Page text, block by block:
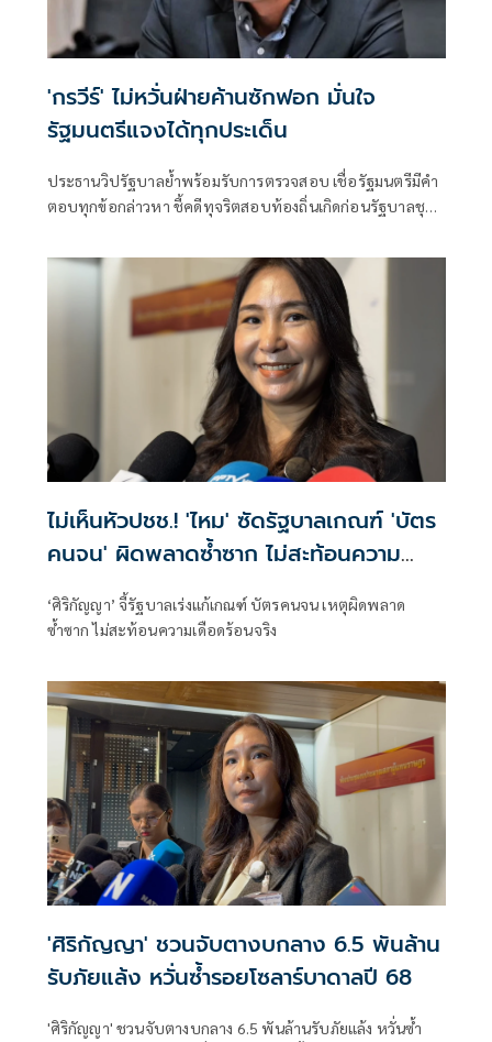
'กรวีร์' ไม่หวั่นฝ่ายค้านซักฟอก มั่นใจ
รัฐมนตรีแจงได้ทุกประเด็น
ประธานวิปรัฐบาลย้ำพร้อมรับการตรวจสอบ เชื่อรัฐมนตรีมีคำ
ตอบทุกข้อกล่าวหา ชี้คดีทุจริตสอบท้องถิ่นเกิดก่อนรัฐบาลชุด
รัฐมนตรีและรัฐมนตรีพรรคภูมิใจไทย
ไม่เห็นหัวปชช.! 'ไหม' ซัดรัฐบาลเกณฑ์ 'บัตร
คนจน' ผิดพลาดซ้ำซาก ไม่สะท้อนความ
เดือดร้อนจริง
‘ศิริกัญญา’ จี้รัฐบาลเร่งแก้เกณฑ์ บัตรคนจน เหตุผิดพลาด
ซ้ำซาก ไม่สะท้อนความเดือดร้อนจริง
'ศิริกัญญา' ชวนจับตางบกลาง 6.5 พันล้าน
รับภัยแล้ง หวั่นซ้ำรอยโซลาร์บาดาลปี 68
'ศิริกัญญา' ชวนจับตางบกลาง 6.5 พันล้านรับภัยแล้ง หวั่นซ้ำ